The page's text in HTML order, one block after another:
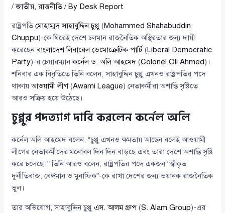
/জাতীয়,রাজনীতি/ By Desk Report
রাষ্ট্রপতিমোহাম্মদ সাহাবুদ্দিন চুপ্পু (Mohammed Shahabuddin
Chuppu)-কে ঘিরেই দেশে চলমান রাজনৈতিক অস্থিরতার জন্য দায়ী
করেছেনবাংলাদেশ লিবারেল ডেমোক্রেটিক পার্টি (Liberal Democratic
Party)-র চেয়ারম্যানকর্নেল ড. অলি আহমেদ (Colonel Oli Ahmed)।
শনিবার এক বিবৃতিতে তিনি বলেন, সাহাবুদ্দিন চুপ্পু এখনও রাষ্ট্রপতির পদে
থাকায়আওয়ামী লীগ(Awami League) নেতাকর্মীরা অশান্তি সৃষ্টিতে
আরও সক্রিয় হয়ে উঠেছে।
চুপ্পুর পদত্যাগ দাবি করলেন কর্নেল অলি
কর্নেল অলি আহমেদ বলেন, “চুপ্পু এখনও ক্ষমতায় আছেন বলেই আওয়ামী
লীগের নেতাকর্মীদের মনোবল দিন দিন বাড়ছে এবং তারা দেশে অশান্তি সৃষ্টি
করে চলেছে।” তিনি আরও বলেন, রাষ্ট্রপতির পদে একজন “স্বীকৃত
দুর্নীতিবাজ, বেঈমান ও মুনাফিক”-কে রাখা দেশের জন্য ভয়ানক রাজনৈতিক
ভুল।
তার অভিযোগ, সাহাবুদ্দিন চুপ্পুএস. আলম গ্রুপ (S. Alam Group)-এর